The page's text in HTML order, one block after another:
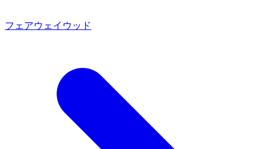
フェアウェイウッド